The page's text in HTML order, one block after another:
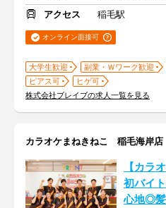
アクセス
稲毛駅
オンライン面接可
大学生歓迎 副業・Ｗワーク歓迎
ピアス可
ヒゲ可
株式会社ブレイブの求人一覧を見る
カラオケまねきねこ 稲毛海岸店
【カラ
初バイ
心地◎